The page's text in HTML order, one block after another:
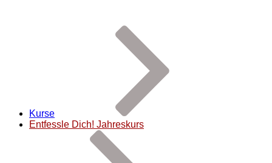
Kurse
Entfessle Dich! Jahreskurs